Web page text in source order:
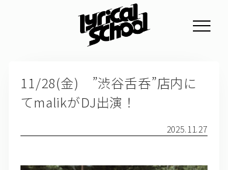
11/28(金) ”渋谷舌呑”店内に
てmalikがDJ出演！
2025.11.27
PROFILE
SCHEDULE
DISCOGRAPHY